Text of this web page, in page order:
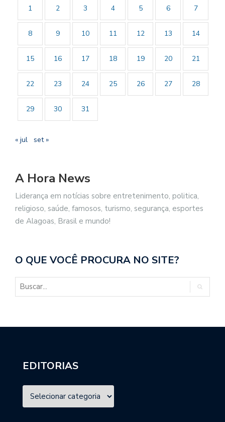
1
2 3 4 5 6 7
8 9 10 11 12 13 14
15 16 17 18 19 20 21
22 23 24 25 26 27 28
29 30 31
« jul set »
A Hora News
Liderança em notícias sobre entretenimento, politica,
religioso, saúde, famosos, turismo, segurança, esportes
de Alagoas, Brasil e mundo!
O QUE VOCÊ PROCURA NO SITE?
EDITORIAS